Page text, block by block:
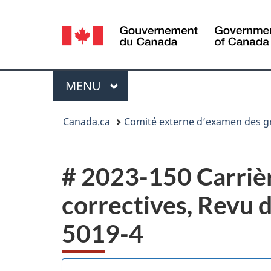
Sélection
de
la
langue
Menu
MENU PRINCIPAL
Canada.ca Comité externe d’examen des
# 2023-150
correctives, Revu
5019-4